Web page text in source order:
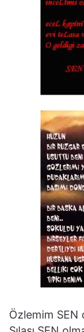
Özlemim SEN